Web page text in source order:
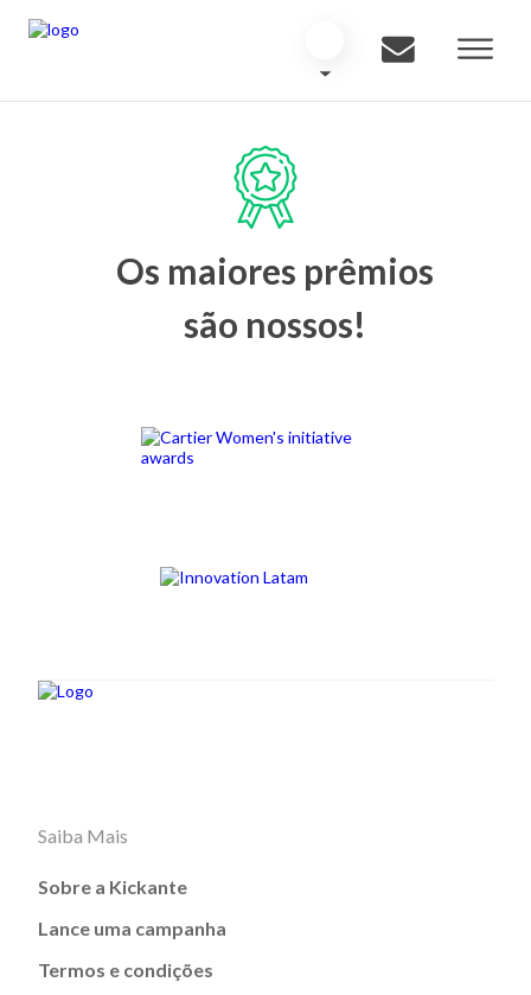
Os maiores prêmios
são nossos!
Saiba Mais
Sobre a Kickante
Lance uma campanha
Termos e condições